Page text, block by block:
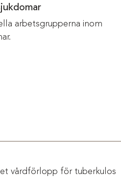
arbetsgrupperna inom
vårdförlopp för tuberkulos